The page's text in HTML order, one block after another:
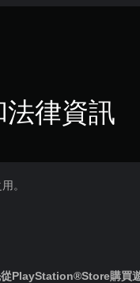
法律資訊
。
PlayStation®Store購買